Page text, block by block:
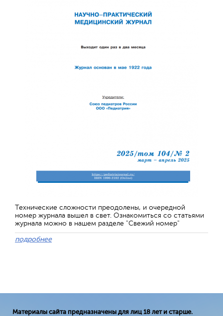
Технические сложности преодолены, и очередной
номер журнала вышел в свет. Ознакомиться со статьями
журнала можно в нашем разделе "Свежий номер"
подробнее
Материалы сайта предназначены для лиц 18 лет и старше.